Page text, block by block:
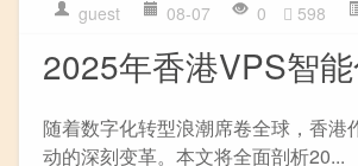
guest 08-07 0 598
2025年香港VPS智
随着数字化转型浪潮席卷全球，香
动的深刻变革。本文将全面剖析20...